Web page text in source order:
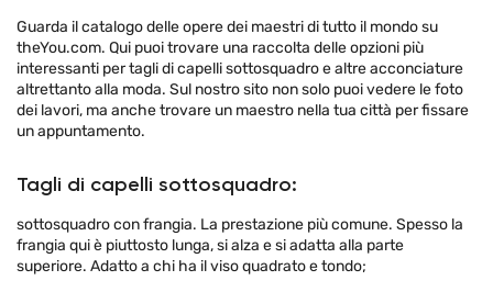
Guarda il catalogo delle opere dei maestri di tutto il mondo su
theYou.com. Qui puoi trovare una raccolta delle opzioni più
interessanti per tagli di capelli sottosquadro e altre acconciature
altrettanto alla moda. Sul nostro sito non solo puoi vedere le foto
dei lavori, ma anche trovare un maestro nella tua città per fissare
un appuntamento.
Tagli di capelli sottosquadro:
sottosquadro con frangia. La prestazione più comune. Spesso la
frangia qui è piuttosto lunga, si alza e si adatta alla parte
superiore. Adatto a chi ha il viso quadrato e tondo;